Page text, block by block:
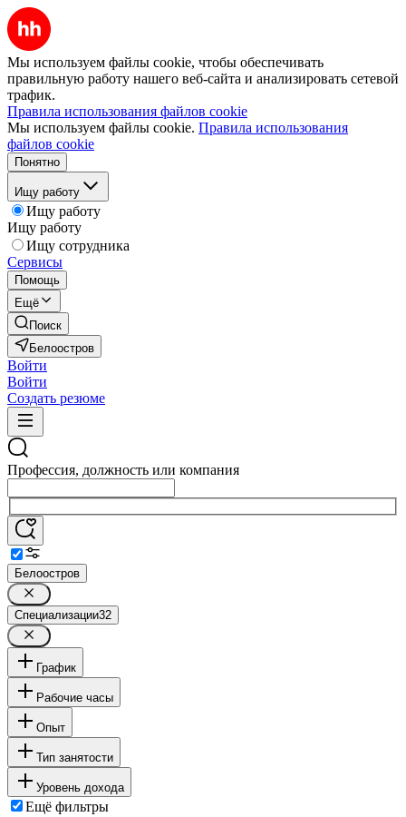
Мы используем файлы cookie, чтобы обеспечивать
правильную работу нашего веб-сайта и анализировать сетевой
трафик.
Правила использования файлов cookie
Мы используем файлы cookie. Правила использования
файлов cookie
Понятно
Ищу работу
Ищу работу
Ищу работу
Ищу сотрудника
Сервисы
Помощь
Ещё
Поиск
Белоостров
Войти
Войти
Создать резюме
Профессия, должность или компания
Белоостров
Специализации32
График
Рабочие часы
Опыт
Тип занятости
Уровень дохода
Ещё фильтры